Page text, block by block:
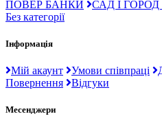
ПОВЕР БАНКИ
САД І
Без категорії
Інформація
Мій акаунт Умови співпраці
Повернення
Відгуки
Месенджери